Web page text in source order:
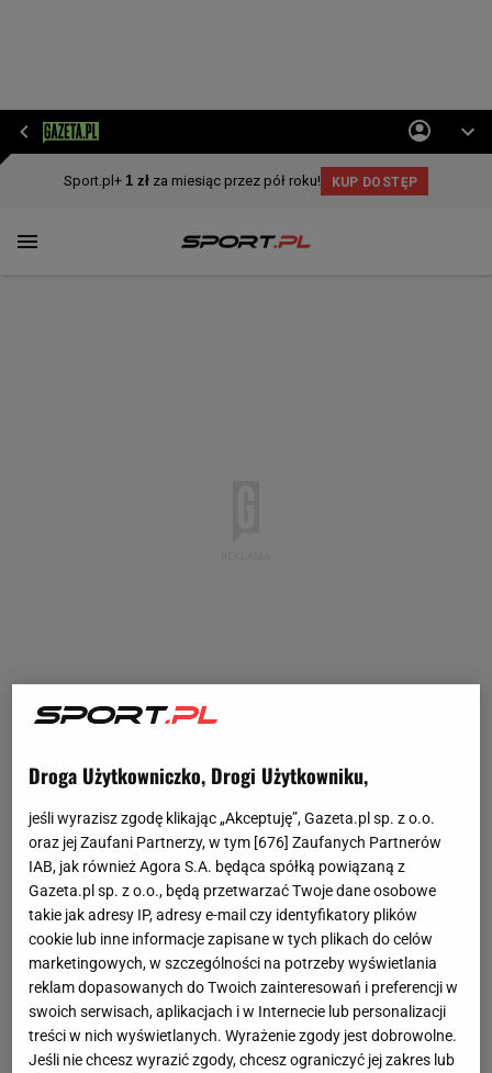
Droga Użytkowniczko, Drogi Użytkowniku,
jeśli wyrazisz zgodę klikając „Akceptuję”, Gazeta.pl sp. z o.o.
oraz jej Zaufani Partnerzy, w tym [676] Zaufanych Partnerów
IAB, jak również Agora S.A. będąca spółką powiązaną z
Gazeta.pl sp. z o.o., będą przetwarzać Twoje dane osobowe
takie jak adresy IP, adresy e-mail czy identyfikatory plików
cookie lub inne informacje zapisane w tych plikach do celów
marketingowych, w szczególności na potrzeby wyświetlania
reklam dopasowanych do Twoich zainteresowań i preferencji w
swoich serwisach, aplikacjach i w Internecie lub personalizacji
treści w nich wyświetlanych. Wyrażenie zgody jest dobrowolne.
Jeśli nie chcesz wyrazić zgody, chcesz ograniczyć jej zakres lub